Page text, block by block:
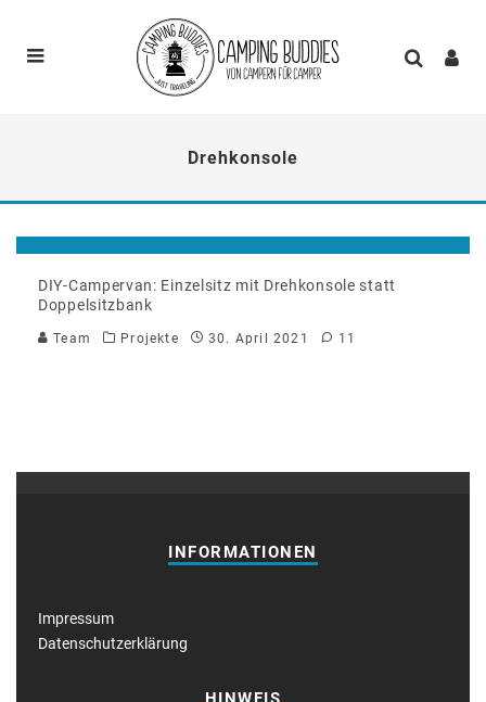
Drehkonsole
DIY-Campervan: Einzelsitz mit Drehkonsole statt
Doppelsitzbank
Team Projekte 30. April 2021 11
INFORMATIONEN
Impressum
Datenschutzerklärung